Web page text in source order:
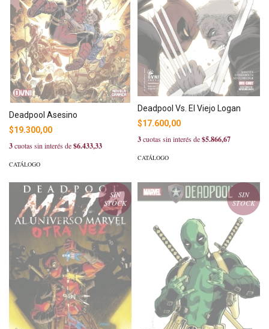
Deadpool Asesino
$19.300,00
3cuotas sin interés de$6.433,33
CATÁLOGO
Deadpool Vs. El Viejo Logan
$17.600,00
3cuotas sin interés de$5.866,67
CATÁLOGO
SIN
STOCK
SIN
STOCK